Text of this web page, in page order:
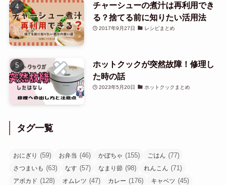
チャーシューの煮汁は再利用でき
る？捨てる前に知りたい活用法
2017年9月27日 レシピまとめ
ホットクックが突然故障！修理し
た時の話
2023年5月20日 ホットクックまとめ
タグ一覧
おにぎり (59) お弁当 (46) かぼちゃ (155) ごはん (77)
さつまいも (63) なす (57) なまり節 (98) れんこん (71)
アボカド (128) オムレツ (47) カレー (176) キャベツ (45)